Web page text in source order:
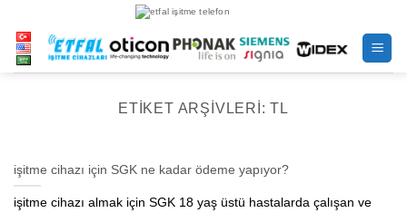
atla
ETIKET ARŞIVLERI:TL
işitme cihazı için SGK ne kadar ödeme yapıyor?
işitme cihazı almak için SGK 18 yaş üstü hastalarda çalışan ve